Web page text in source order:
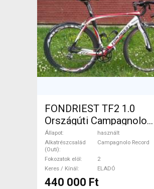
FONDRIEST TF2 1.0
Országúti Campagnolo
Record patkófék használt
ELADÓ
Állapot
használt
Alkatrészcsalád
(Outi)
Campagnolo Record
Fokozatok elöl
2
Keres / Kínál
ELADÓ
440 000 Ft